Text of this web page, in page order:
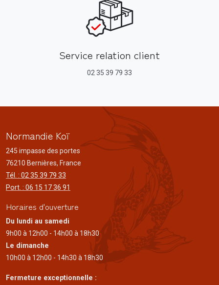
Service relation client
02 35 39 79 33
Normandie Koï
245 impasse des portes
76210 Bernières, France
Tél. : 02 35 39 79 33
Port. : 06 15 17 36 91
Horaires d'ouverture
Du lundi au samedi
9h00 à 12h00 - 14h00 à 18h30
Le dimanche
10h00 à 12h00 - 14h30 à 18h30
Fermeture exceptionnelle :